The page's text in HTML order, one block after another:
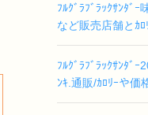
ﾌﾙｸﾞﾗﾌﾞﾗｯｸｻﾝﾀﾞ
など販売店舗とｶ
ﾌﾙｸﾞﾗﾌﾞﾗｯｸｻﾝﾀﾞ
ﾝｷ.通販/ｶﾛﾘｰや価